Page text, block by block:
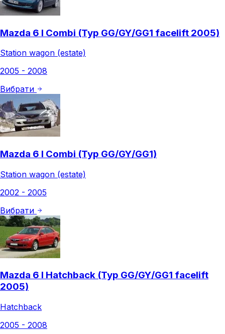
Mazda 6 I Combi (Typ GG/GY/GG1 facelift 2005)
Station wagon (estate)
2005 - 2008
Вибрати
Mazda 6 I Combi (Typ GG/GY/GG1)
Station wagon (estate)
2002 - 2005
Вибрати
Mazda 6 I Hatchback (Typ GG/GY/GG1 facelift
2005)
Hatchback
2005 - 2008